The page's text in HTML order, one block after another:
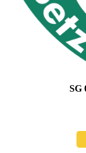
SG